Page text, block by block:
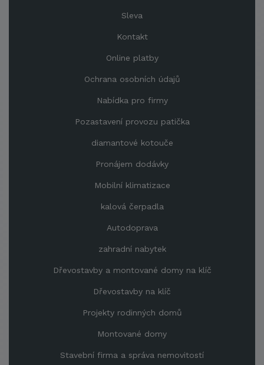
Sleva
Kontakt
Online platby
Ochrana osobních údajů
Nabídka pro firmy
Pozastavení provozu patička
diamantové kotouče
Pronájem dodávky
Mobilní klimatizace
kalová čerpadla
Autodoprava
zahradní nabytek
Dřevostavby a montované domy na klíč
Dřevostavby na klíč
Projekty rodinných domů
Montované domy
Stavební firma a správa nemovitostí